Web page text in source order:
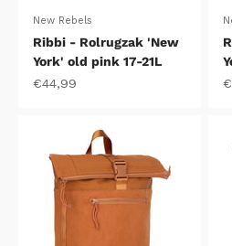
New Rebels
Ribbi - Rolrugzak 'New
York' old pink 17-21L
Aanbiedingsprijs
€44,99